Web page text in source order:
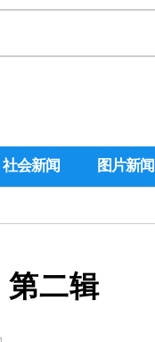
社会新闻 图片新闻
第二辑